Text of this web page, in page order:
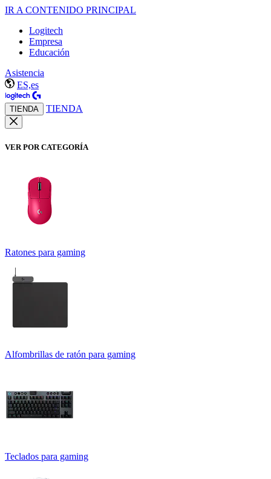
IR A CONTENIDO PRINCIPAL
Logitech
Empresa
Educación
Asistencia
ES,es
TIENDA TIENDA
VER POR CATEGORÍA
Ratones para gaming
Alfombrillas de ratón para gaming
Teclados para gaming